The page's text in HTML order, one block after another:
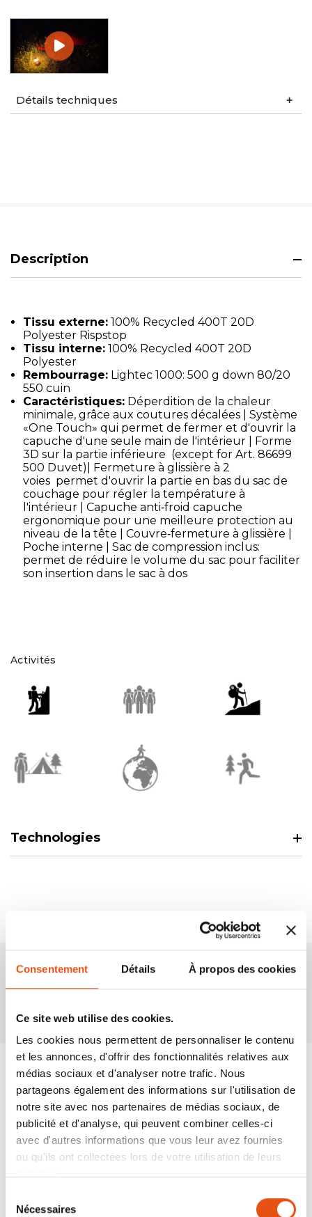
Consentement Détails À propos des cookies
Ce site web utilise des cookies.
Les cookies nous permettent de personnaliser le contenu
et les annonces, d'offrir des fonctionnalités relatives aux
médias sociaux et d'analyser notre trafic. Nous
partageons également des informations sur l'utilisation de
notre site avec nos partenaires de médias sociaux, de
publicité et d'analyse, qui peuvent combiner celles-ci
avec d'autres informations que vous leur avez fournies
ou qu'ils ont collectées lors de votre utilisation de leurs
Nécessaires
Détails techniques
Description
Tissu externe: 100% Recycled 400T 20D
Polyester Rispstop
Tissu interne: 100% Recycled 400T 20D
Polyester
Rembourrage: Lightec 1000: 500 g down 80/20
550 cuin
Caractéristiques: Déperdition de la chaleur
minimale, grâce aux coutures décalées | Système
«One Touch» qui permet de fermer et d'ouvrir la
capuche d'une seule main de l'intérieur | Forme
3D sur la partie inférieure (except for Art. 86699
500 Duvet)| Fermeture à glissière à 2
voies permet d'ouvrir la partie en bas du sac de
couchage pour régler la température à
l'intérieur | Capuche anti‑froid capuche
ergonomique pour une meilleure protection au
niveau de la tête | Couvre‑fermeture à glissière |
Poche interne | Sac de compression inclus:
permet de réduire le volume du sac pour faciliter
son insertion dans le sac à dos
Activités
Technologies
Produits associés